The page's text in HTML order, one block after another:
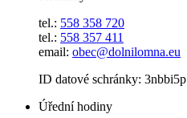
tel.: 558 358 720
tel.: 558 357 411
email: obec@dolnilomna.eu
ID datové schránky: 3nbbi5p
Úřední hodiny